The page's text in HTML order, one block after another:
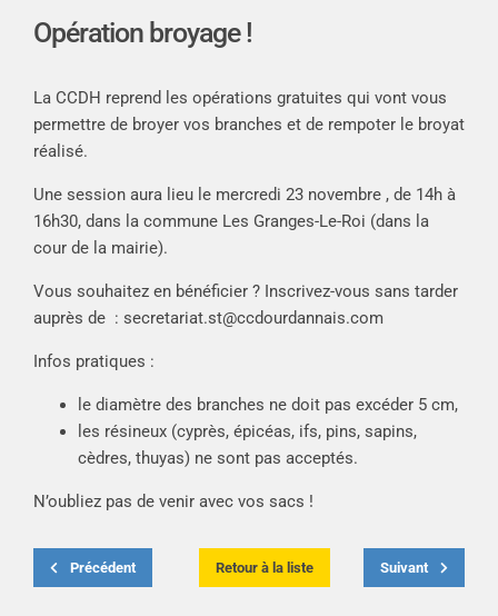
Opération broyage !
La CCDH reprend les opérations gratuites qui vont vous
permettre de broyer vos branches et de rempoter le broyat
réalisé.
Une session aura lieu le mercredi 23 novembre , de 14h à
16h30, dans la commune Les Granges-Le-Roi (dans la
cour de la mairie).
Vous souhaitez en bénéficier ? Inscrivez-vous sans tarder
auprès de : secretariat.st@ccdourdannais.com
Infos pratiques :
le diamètre des branches ne doit pas excéder 5 cm,
les résineux (cyprès, épicéas, ifs, pins, sapins,
cèdres, thuyas) ne sont pas acceptés.
N’oubliez pas de venir avec vos sacs !
Précédent Retour à la liste Suivant